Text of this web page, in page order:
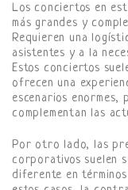
Los conciertos en
más grandes y
Requieren una
asistentes y a la
Estos conciertos
ofrecen una
escenarios enormes,
complementan las
Por otro lado, las
corporativos suelen
diferente en